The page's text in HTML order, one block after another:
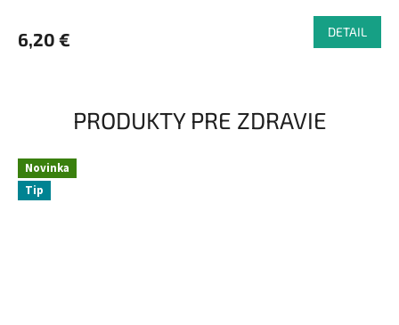
6,20 € DETAIL
PRODUKTY PRE ZDRAVIE
Novinka
Tip